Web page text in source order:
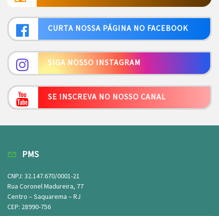
CURTA NOSSA PÁGINA NO FACEBOOK
SIGA NOSSO INSTAGRAM
SE INSCREVA NO NOSSO CANAL
PMS
CNPJ: 32.147.670/0001-21
Rua Coronel Madureira, 77
Centro – Saquarema – RJ
CEP: 28990-756